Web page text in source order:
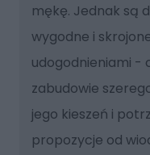
mękę. Jednak są
wygodne i
udogodnieniami -
zabudowie
jego kieszeń i
propozycje od